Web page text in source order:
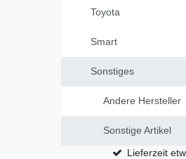
Toyota
Smart
Sonstiges
Andere Hersteller
Sonstige Artikel
Lieferzeit